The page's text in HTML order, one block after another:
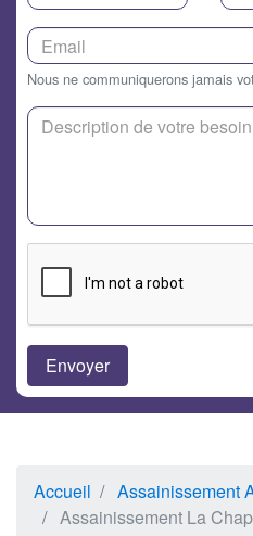
Nous ne communiquerons jamais
Accueil
Assainissement
Assainissement La